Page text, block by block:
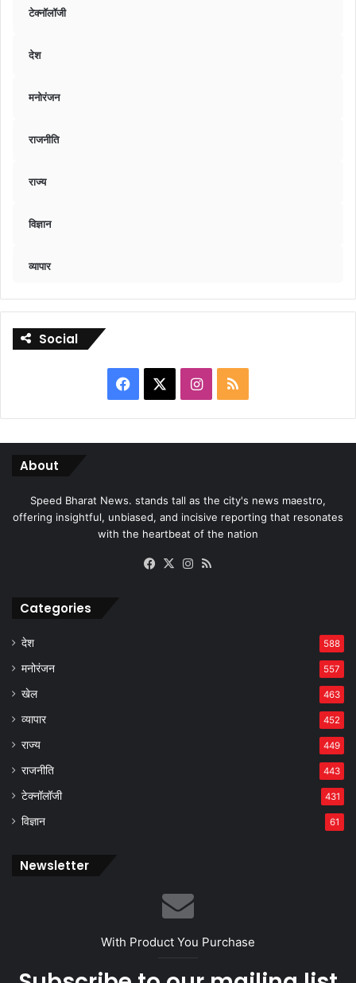
टेक्नॉलॉजी
देश
मनोरंजन
राजनीति
राज्य
विज्ञान
व्यापार
Social
Facebook Instagram
RSS
About
Speed Bharat News. stands tall as the city's news maestro,
offering insightful, unbiased, and incisive reporting that resonates
with the heartbeat of the nation
Facebook
X Instagram
Categories
देश 588
मनोरंजन 557
खेल 463
व्यापार 452
राज्य 449
राजनीति 443
टेक्नॉलॉजी 431
विज्ञान 61
Newsletter
With Product You Purchase